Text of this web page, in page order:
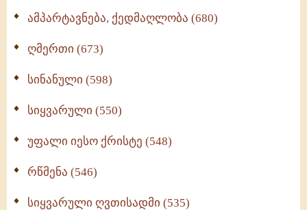
ამპარტავნება, ქედმაღლობა (680)
ღმერთი (673)
სინანული (598)
სიყვარული (550)
უფალი იესო ქრისტე (548)
რწმენა (546)
სიყვარული ღვთისადმი (535)